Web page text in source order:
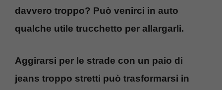
davvero troppo? Può venirci in auto
qualche utile trucchetto per allargarli.
Aggirarsi per le strade con un paio di
jeans troppo stretti può trasformarsi in